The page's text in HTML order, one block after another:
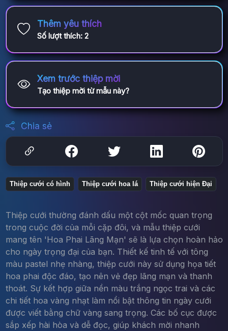
Thêm yêu thích
Số lượt thích: 2
Xem trước thiệp mời
Tạo thiệp mời từ mẫu này?
Chia sẻ
Thiệp cưới có hình Thiệp cưới hoa lá Thiệp cưới hiện Đại
Thiệp cưới thường đánh dấu một cột mốc quan trọng
trong cuộc đời của mỗi cặp đôi, và mẫu thiệp cưới
mang tên 'Hoa Phai Lãng Mạn' sẽ là lựa chọn hoàn hảo
cho ngày trọng đại của bạn. Thiết kế tinh tế với tông
màu pastel nhẹ nhàng, thiệp cưới này sử dụng họa tiết
hoa phai độc đáo, tạo nên vẻ đẹp lãng mạn và thanh
thoát. Sự kết hợp giữa nền màu trắng ngọc trai và các
chi tiết hoa vàng nhạt làm nổi bật thông tin ngày cưới
được viết bằng chữ vàng sang trọng. Các bố cục được
sắp xếp hài hòa và dễ đọc, giúp khách mời nhanh